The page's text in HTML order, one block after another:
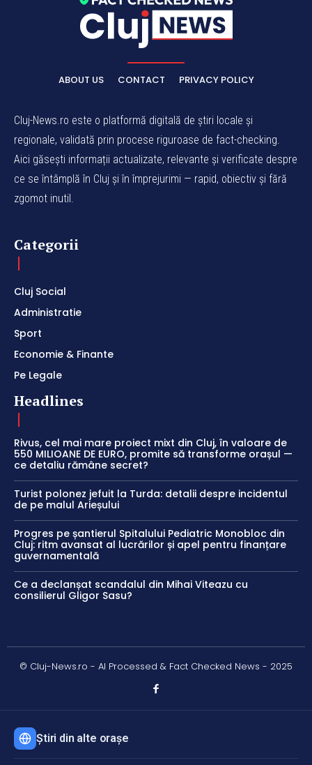
ABOUT US CONTACT PRIVACY POLICY
Cluj-News.ro este o platformă digitală de știri locale și
regionale, validată prin procese riguroase de fact-checking.
Aici găsești informații actualizate, relevante și verificate despre
ce se întâmplă în Cluj și în împrejurimi — rapid, obiectiv și fără
zgomot inutil.
Categorii
Cluj Social
Administratie
Sport
Economie & Finante
Pe Legale
Headlines
Rivus, cel mai mare proiect mixt din Cluj, în valoare de
550 MILIOANE DE EURO, promite să transforme orașul —
ce detaliu rămâne secret?
Turist polonez jefuit la Turda: detalii despre incidentul
de pe malul Arieșului
Progres pe șantierul Spitalului Pediatric Monobloc din
Cluj: ritm avansat al lucrărilor și apel pentru finanțare
guvernamentală
Ce a declanșat scandalul din Mihai Viteazu cu
consilierul Gligor Sasu?
© Cluj-News.ro - AI Processed & Fact Checked News - 2025
Știri din alte orașe